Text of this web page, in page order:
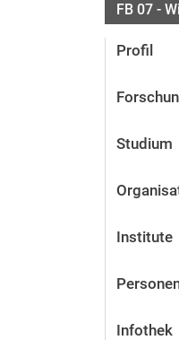
FB 07 -
Profil
Studium
Institute
Infothek